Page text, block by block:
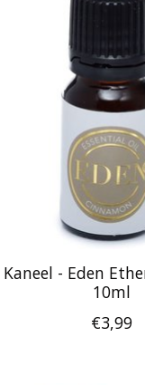
Kaneel - Eden
10ml
€3,99